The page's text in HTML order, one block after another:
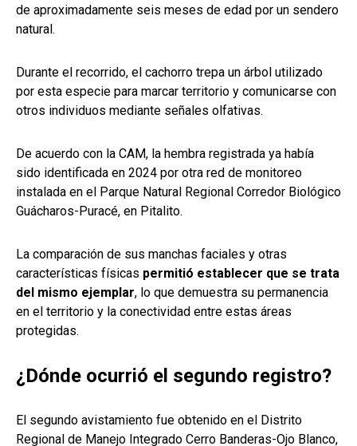
de aproximadamente seis meses de edad por un sendero
natural.
Durante el recorrido, el cachorro trepa un árbol utilizado
por esta especie para marcar territorio y comunicarse con
otros individuos mediante señales olfativas.
De acuerdo con la CAM, la hembra registrada ya había
sido identificada en 2024 por otra red de monitoreo
instalada en el Parque Natural Regional Corredor Biológico
Guácharos-Puracé, en Pitalito.
La comparación de sus manchas faciales y otras
características físicas permitió establecer que se trata
del mismo ejemplar, lo que demuestra su permanencia
en el territorio y la conectividad entre estas áreas
protegidas.
¿Dónde ocurrió el segundo registro?
El segundo avistamiento fue obtenido en el Distrito
Regional de Manejo Integrado Cerro Banderas-Ojo Blanco,